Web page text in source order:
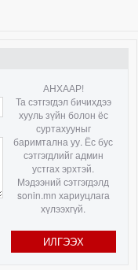
АНХААР!
Та сэтгэгдэл бичихдээ
хууль зүйн болон ёс
суртахууныг
баримтална уу. Ёс бус
сэтгэгдлийг админ
устгах эрхтэй.
Мэдээний сэтгэгдэлд
sonin.mn хариуцлага
хүлээхгүй.
ИЛГЭЭХ